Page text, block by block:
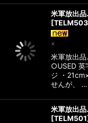
米軍放出
[TELM503
×
米軍放出
○USED 英
ジ ・
せんが、 …
米軍放出
[TELM501